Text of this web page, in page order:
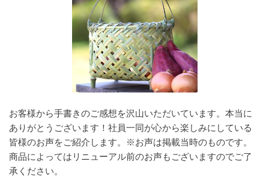
お客様から手書きのご感想を沢山いただいています。本当に
ありがとうございます！ 社員一同が心から楽しみにしている
皆様のお声をご紹介します。
※お声は掲載当時のものです。
商品によってはリニューアル前のお声もございますのでご了
承ください。